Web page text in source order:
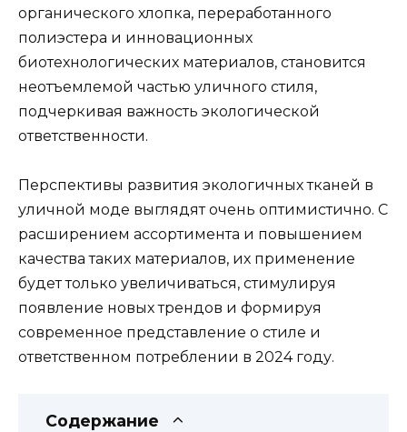
органического хлопка, переработанного
полиэстера и инновационных
биотехнологических материалов, становится
неотъемлемой частью уличного стиля,
подчеркивая важность экологической
ответственности.
Перспективы развития экологичных тканей в
уличной моде выглядят очень оптимистично. С
расширением ассортимента и повышением
качества таких материалов, их применение
будет только увеличиваться, стимулируя
появление новых трендов и формируя
современное представление о стиле и
ответственном потреблении в 2024 году.
Содержание